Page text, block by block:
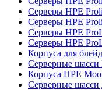
Серверы HPE
Серверы HPE
Серверы HPE
Серверы HPE
Корпуса для
Серверные шасси
Корпуса HPE
Серверные шасси